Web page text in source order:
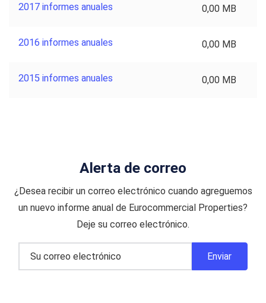
2017 informes anuales 0,00 MB
2016 informes anuales 0,00 MB
2015 informes anuales 0,00 MB
Alerta de correo
¿Desea recibir un correo electrónico cuando agreguemos
un nuevo informe anual de Eurocommercial Properties?
Deje su correo electrónico.